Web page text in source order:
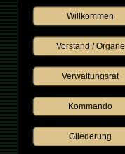
Willkommen
Vorstand / Organe
Verwaltungsrat
Kommando
Gliederung